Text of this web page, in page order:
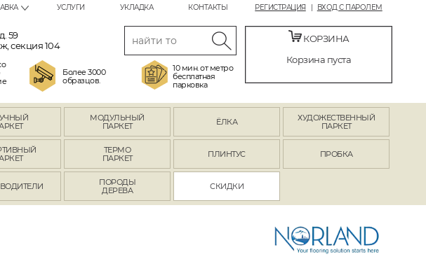
РЕГИСТРАЦИЯ ВХОД С ПАРОЛЕМ
УСЛУГИ УКЛАДКА КОНТАКТЫ
59
секция 104
Более 3000
образцов.
10 мин. от метро
бесплатная
парковка
КОРЗИНА
Корзина пуста
МОДУЛЬНЫЙ
ПАРКЕТ
ЁЛКА
ХУДОЖЕСТВЕННЫЙ
ПАРКЕТ
ТЕРМО
ПАРКЕТ
ПЛИНТУС ПРОБКА
ПОРОДЫ
ДЕРЕВА
СКИДКИ